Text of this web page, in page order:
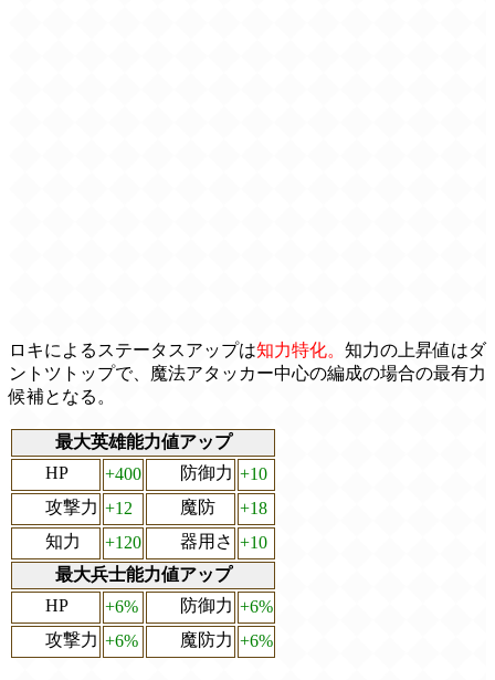
ロキによるステータスアップは知力特化。 知力の上昇値はダ
ントツトップで、魔法アタッカー中心の編成の場合の最有力
候補となる。
最大英雄能力値アップ
HP
+400 防御力 +10
攻撃力 +12 魔防
+18
知力
+120 器用さ +10
最大兵士能力値アップ
HP
+6% 防御力 +6%
攻撃力 +6% 魔防力 +6%